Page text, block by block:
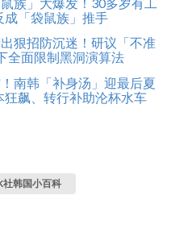
「袋鼠族」推手
狠招防沉迷！研议「不准
全面限制黑洞演算法
南韩「补身汤」迎最后夏
飙、转行补助沦杯水车
社韩国小百科